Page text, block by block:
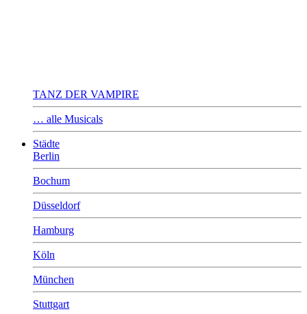
TANZ DER VAMPIRE
… alle Musicals
Städte
Berlin
Bochum
Düsseldorf
Hamburg
Köln
München
Stuttgart